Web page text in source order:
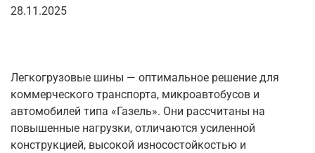
28.11.2025
Легкогрузовые шины — оптимальное решение для
коммерческого транспорта, микроавтобусов и
автомобилей типа «Газель». Они рассчитаны на
повышенные нагрузки, отличаются усиленной
конструкцией, высокой износостойкостью и